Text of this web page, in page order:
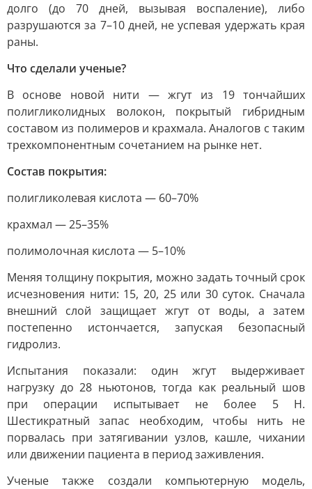
долго (до 70 дней, вызывая воспаление), либо
разрушаются за 7–10 дней, не успевая удержать края
раны.
Что сделали ученые?
В основе новой нити — жгут из 19 тончайших
полигликолидных волокон, покрытый гибридным
составом из полимеров и крахмала. Аналогов с таким
трехкомпонентным сочетанием на рынке нет.
Состав покрытия:
полигликолевая кислота — 60–70%
крахмал — 25–35%
полимолочная кислота — 5–10%
Меняя толщину покрытия, можно задать точный срок
исчезновения нити: 15, 20, 25 или 30 суток. Сначала
внешний слой защищает жгут от воды, а затем
постепенно истончается, запуская безопасный
гидролиз.
Испытания показали: один жгут выдерживает
нагрузку до 28 ньютонов, тогда как реальный шов
при операции испытывает не более 5 Н.
Шестикратный запас необходим, чтобы нить не
порвалась при затягивании узлов, кашле, чихании
или движении пациента в период заживления.
Ученые также создали компьютерную модель,